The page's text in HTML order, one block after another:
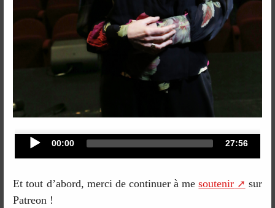
Audio
Player
Current
00:00
Total
27:56
Et tout d’abord, merci de continuer à mesoutenir
sur
Patreon !